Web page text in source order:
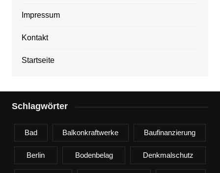
Impressum
Kontakt
Startseite
Schlagwörter
Bad Balkonkraftwerke Baufinanzierung
Berlin Bodenbelag Denkmalschutz